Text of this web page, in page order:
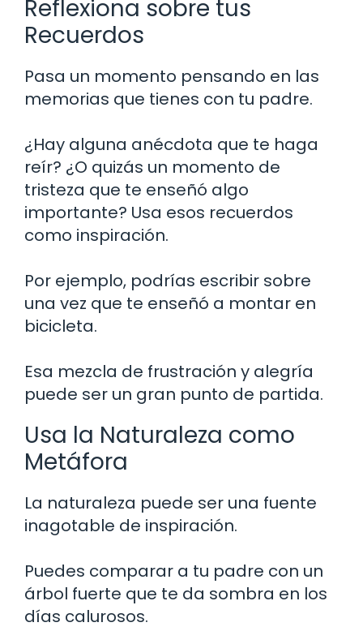
Reflexiona sobre tus
Recuerdos
Pasa un momento pensando en las
memorias que tienes con tu padre.
¿Hay alguna anécdota que te haga
reír? ¿O quizás un momento de
tristeza que te enseñó algo
importante? Usa esos recuerdos
como inspiración.
Por ejemplo, podrías escribir sobre
una vez que te enseñó a montar en
bicicleta.
Esa mezcla de frustración y alegría
puede ser un gran punto de partida.
Usa la Naturaleza como
Metáfora
La naturaleza puede ser una fuente
inagotable de inspiración.
Puedes comparar a tu padre con un
árbol fuerte que te da sombra en los
días calurosos.